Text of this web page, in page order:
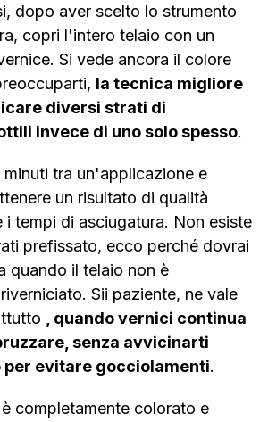
dopo aver scelto lo strumento
copri l'intero telaio con un
Si vede ancora il colore
la tecnica migliore
diversi strati di
invece di uno solo spesso.
tra un'applicazione e
un risultato di qualità
i tempi di asciugatura. Non esiste
prefissato, ecco perché dovrai
quando il telaio non è
Sii paziente, ne vale
, quando vernici continua
senza avvicinarti
per evitare gocciolamenti.
completamente colorato e